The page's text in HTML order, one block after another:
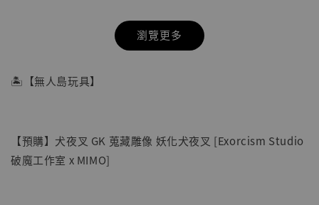
瀏覽更多
🏝【無人島玩具】
【預購】犬夜叉 GK 蒐藏雕像 妖化犬夜叉 [Exorcism Studio
破魔工作室 x MIMO]